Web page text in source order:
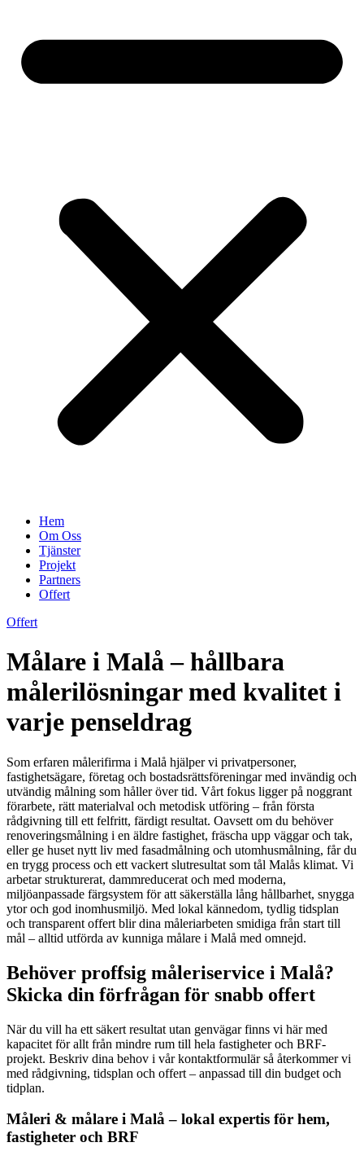
Hem
Om Oss
Tjänster
Projekt
Partners
Offert
Offert
Målare i Malå – hållbara
målerilösningar med kvalitet i
varje penseldrag
Som erfaren målerifirma i Malå hjälper vi privatpersoner,
fastighetsägare, företag och bostadsrättsföreningar med invändig och
utvändig målning som håller över tid. Vårt fokus ligger på noggrant
förarbete, rätt materialval och metodisk utföring – från första
rådgivning till ett felfritt, färdigt resultat. Oavsett om du behöver
renoveringsmålning i en äldre fastighet, fräscha upp väggar och tak,
eller ge huset nytt liv med fasadmålning och utomhusmålning, får du
en trygg process och ett vackert slutresultat som tål Malås klimat. Vi
arbetar strukturerat, dammreducerat och med moderna,
miljöanpassade färgsystem för att säkerställa lång hållbarhet, snygga
ytor och god inomhusmiljö. Med lokal kännedom, tydlig tidsplan
och transparent offert blir dina måleriarbeten smidiga från start till
mål – alltid utförda av kunniga målare i Malå med omnejd.
Behöver proffsig måleriservice i Malå?
Skicka din förfrågan för snabb offert
När du vill ha ett säkert resultat utan genvägar finns vi här med
kapacitet för allt från mindre rum till hela fastigheter och BRF-
projekt. Beskriv dina behov i vår kontaktformulär så återkommer vi
med rådgivning, tidsplan och offert – anpassad till din budget och
tidplan.
Måleri & målare i Malå – lokal expertis för hem,
fastigheter och BRF